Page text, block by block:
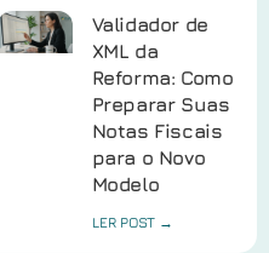
Validador de
XML da
Reforma: Como
Preparar Suas
Notas Fiscais
para o Novo
Modelo
LER POST →